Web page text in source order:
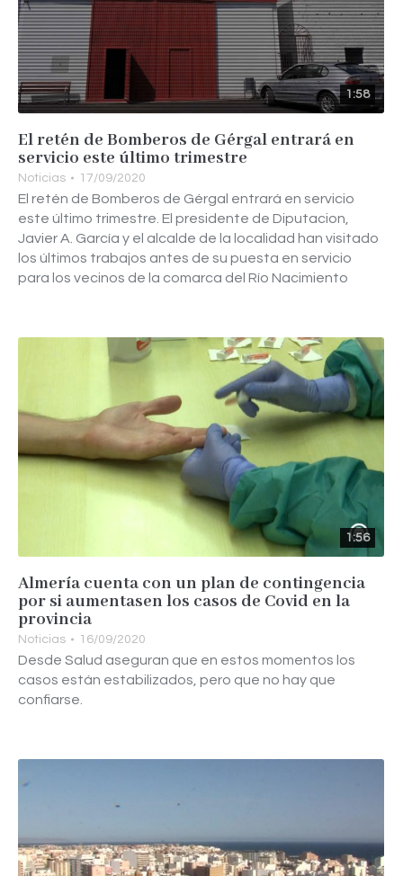
1:58
El retén de Bomberos de Gérgal entrará en
servicio este último trimestre
Noticias 17/09/2020
El retén de Bomberos de Gérgal entrará en servicio
este último trimestre. El presidente de Diputacion,
Javier A. García y el alcalde de la localidad han visitado
los últimos trabajos antes de su puesta en servicio
para los vecinos de la comarca del Río Nacimiento
1:56
Almería cuenta con un plan de contingencia
por si aumentasen los casos de Covid en la
provincia
Noticias 16/09/2020
Desde Salud aseguran que en estos momentos los
casos están estabilizados, pero que no hay que
confiarse.